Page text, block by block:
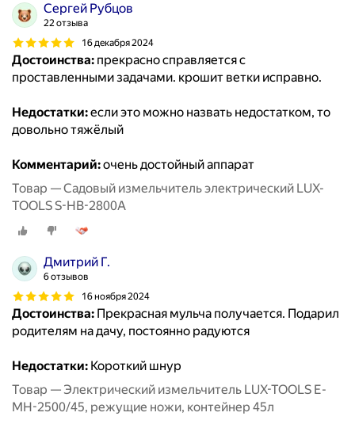
Сергей Рубцов
22 отзыва
16 декабря 2024
Достоинства: прекрасно справляется с
проставленными задачами. крошит ветки исправно.
Недостатки:если это можно назвать недостатком, то
довольно тяжёлый
Комментарий:очень достойный аппарат
Товар — Садовый измельчитель электрический LUX-
TOOLS S-HB-2800A
Дмитрий Г.
6 отзывов
16 ноября 2024
Достоинства: Прекрасная мульча получается. Подарил
родителям на дачу, постоянно радуются
Недостатки: Короткий шнур
Товар — Электрический измельчитель LUX-TOOLS E-
MH-2500/45, режущие ножи, контейнер 45л